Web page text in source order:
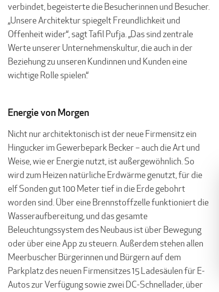
verbindet, begeisterte die Besucherinnen und Besucher.
„Unsere Architektur spiegelt Freundlichkeit und
Offenheit wider“, sagt Tafil Pufja. „Das sind zentrale
Werte unserer Unternehmenskultur, die auch in der
Beziehung zu unseren Kundinnen und Kunden eine
wichtige Rolle spielen.“
Energie von Morgen
Nicht nur architektonisch ist der neue Firmensitz ein
Hingucker im Gewerbepark Becker – auch die Art und
Weise, wie er Energie nutzt, ist außergewöhnlich. So
wird zum Heizen natürliche Erdwärme genutzt, für die
elf Sonden gut 100 Meter tief in die Erde gebohrt
worden sind. Über eine Brennstoffzelle funktioniert die
Wasseraufbereitung, und das gesamte
Beleuchtungssystem des Neubaus ist über Bewegung
oder über eine App zu steuern. Außerdem stehen allen
Meerbuscher Bürgerinnen und Bürgern auf dem
Parkplatz des neuen Firmensitzes 15 Ladesäulen für E-
Autos zur Verfügung sowie zwei DC-Schnellader, über